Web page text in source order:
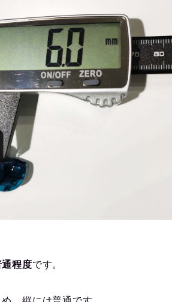
通程度です。